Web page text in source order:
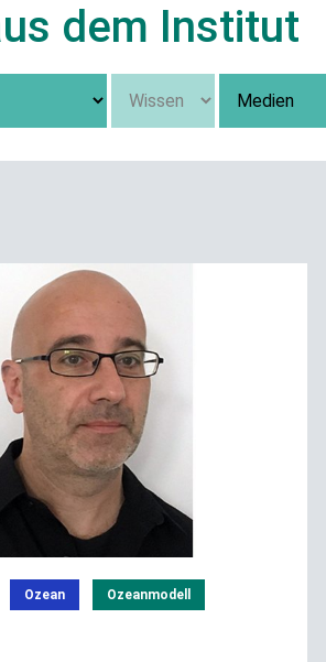
dem Institut
Ozean Ozeanmodell